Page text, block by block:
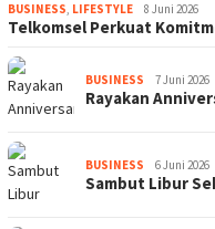
BUSINESS, LIFESTYLE 8 Juni 2026
Telkomsel Perkuat
BUSINESS 7 Juni 2026
Rayakan
BUSINESS 6 Juni 2026
Sambut Libur